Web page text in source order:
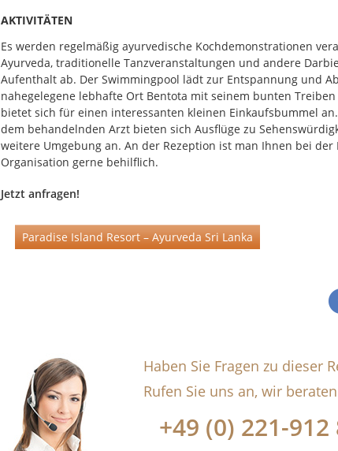
AKTIVITÄTEN
Es werden regelmäßig ayurvedische Kochdemonstrationen
Ayurveda, traditionelle Tanzveranstaltungen und andere
Aufenthalt ab. Der Swimmingpool lädt zur Entspannung und
nahegelegene lebhafte Ort Bentota mit seinem bunten
bietet sich für einen interessanten kleinen Einkaufsbummel
dem behandelnden Arzt bieten sich Ausflüge zu
weitere Umgebung an. An der Rezeption ist man Ihnen bei der
Organisation gerne behilflich.
Jetzt anfragen!
Paradise Island Resort – Ayurveda Sri Lanka
Haben Sie Fragen zu dieser
Rufen Sie uns an, wir
+49 (0) 221-912